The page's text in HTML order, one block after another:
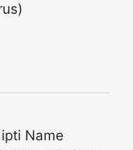
Name